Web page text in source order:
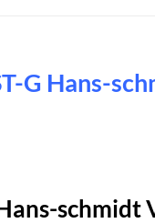
G Hans-
schmidt